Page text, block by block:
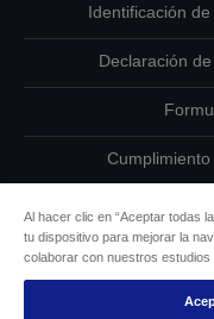
Identificación
Declaración
Al hacer clic en “Aceptar todas
tu dispositivo para mejorar la
colaborar con nuestros estudios